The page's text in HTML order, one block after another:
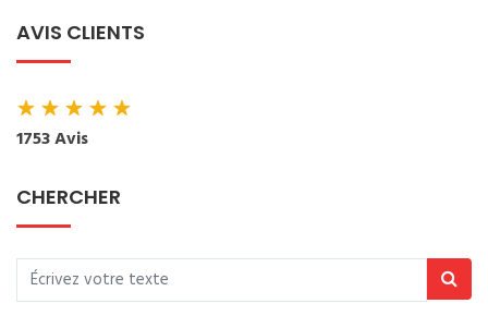
AVIS CLIENTS
★★★★★
1753 Avis
CHERCHER